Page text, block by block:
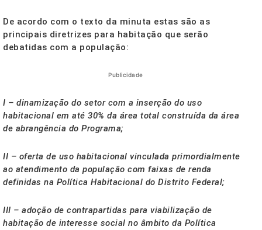
De acordo com o texto da minuta estas são as
principais diretrizes para habitação que serão
debatidas com a população:
Publicidade
I – dinamização do setor com a inserção do uso
habitacional em até 30% da área total construída da área
de abrangência do Programa;
II – oferta de uso habitacional vinculada primordialmente
ao atendimento da população com faixas de renda
definidas na Política Habitacional do Distrito Federal;
III – adoção de contrapartidas para viabilização de
habitação de interesse social no âmbito da Política